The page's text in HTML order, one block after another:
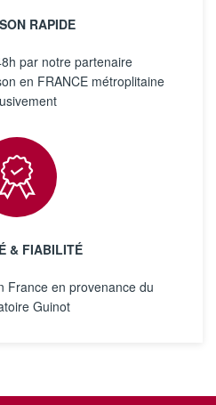
RAPIDE
par notre partenaire
en FRANCE métroplitaine
& FIABILITÉ
France en provenance du
Guinot